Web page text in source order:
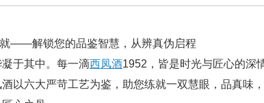
——解锁您的品鉴智慧，从辨真伪启程
于其中。每一滴西凤酒1952，皆是时光与匠心的深
以六大严苛工艺为鉴，助您练就一双慧眼，品真味，